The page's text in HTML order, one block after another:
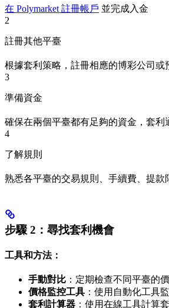
在 Polymarket 註冊帳戶 並完成入金
2
註冊其他平臺
根據套利策略，註冊相應的博彩公司或
3
準備資金
確保在兩個平臺都有足夠的資金，套利
4
了解規則
熟悉各平臺的交易規則、手續費、提款
步驟 2：尋找套利機會
工具和方法：
手動對比 ：定期檢查不同平臺的
價格監控工具 ：使用自動化工具
套利計算器 ：使用在線工具計算